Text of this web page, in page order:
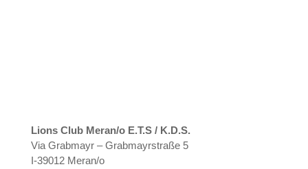
Lions Club Meran/o E.T.S / K.D.S.
Via Grabmayr – Grabmayrstraße 5
I-39012 Meran/o